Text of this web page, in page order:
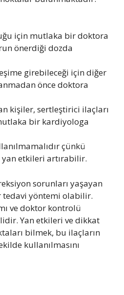
için mutlaka bir doktora
önerdiği dozda
girebileceği için diğer
önce doktora
kişiler, sertleştirici ilaçları
bir kardiyologa
çünkü
etkileri artırabilir.
sorunları yaşayan
yöntemi olabilir.
ve doktor kontrolü
Yan etkileri ve dikkat
bilmek, bu ilaçların
kullanılmasını